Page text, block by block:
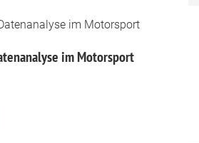
im Motorsport